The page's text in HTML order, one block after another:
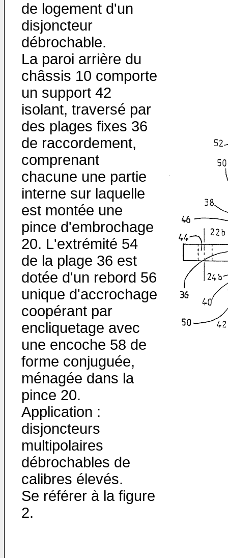
de logement d'un
disjonc­teur
débrochable.
La paroi arrière du
châssis 10 comporte
un support 42
isolant, traversé par
des plages fixes 36
de raccordement,
comprenant
chacune une partie
interne sur laquelle
est montée une
pince d'embrochage
20. L'extrémité 54
de la plage 36 est
dotée d'un rebord 56
unique d'accrochage
coopérant par
encliquetage avec
une encoche 58 de
forme conjuguée,
ménagée dans la
pince 20.
Application :
disjoncteurs
multipolaires
débrochables de
calibres élevés.
Se référer à la figure
2.